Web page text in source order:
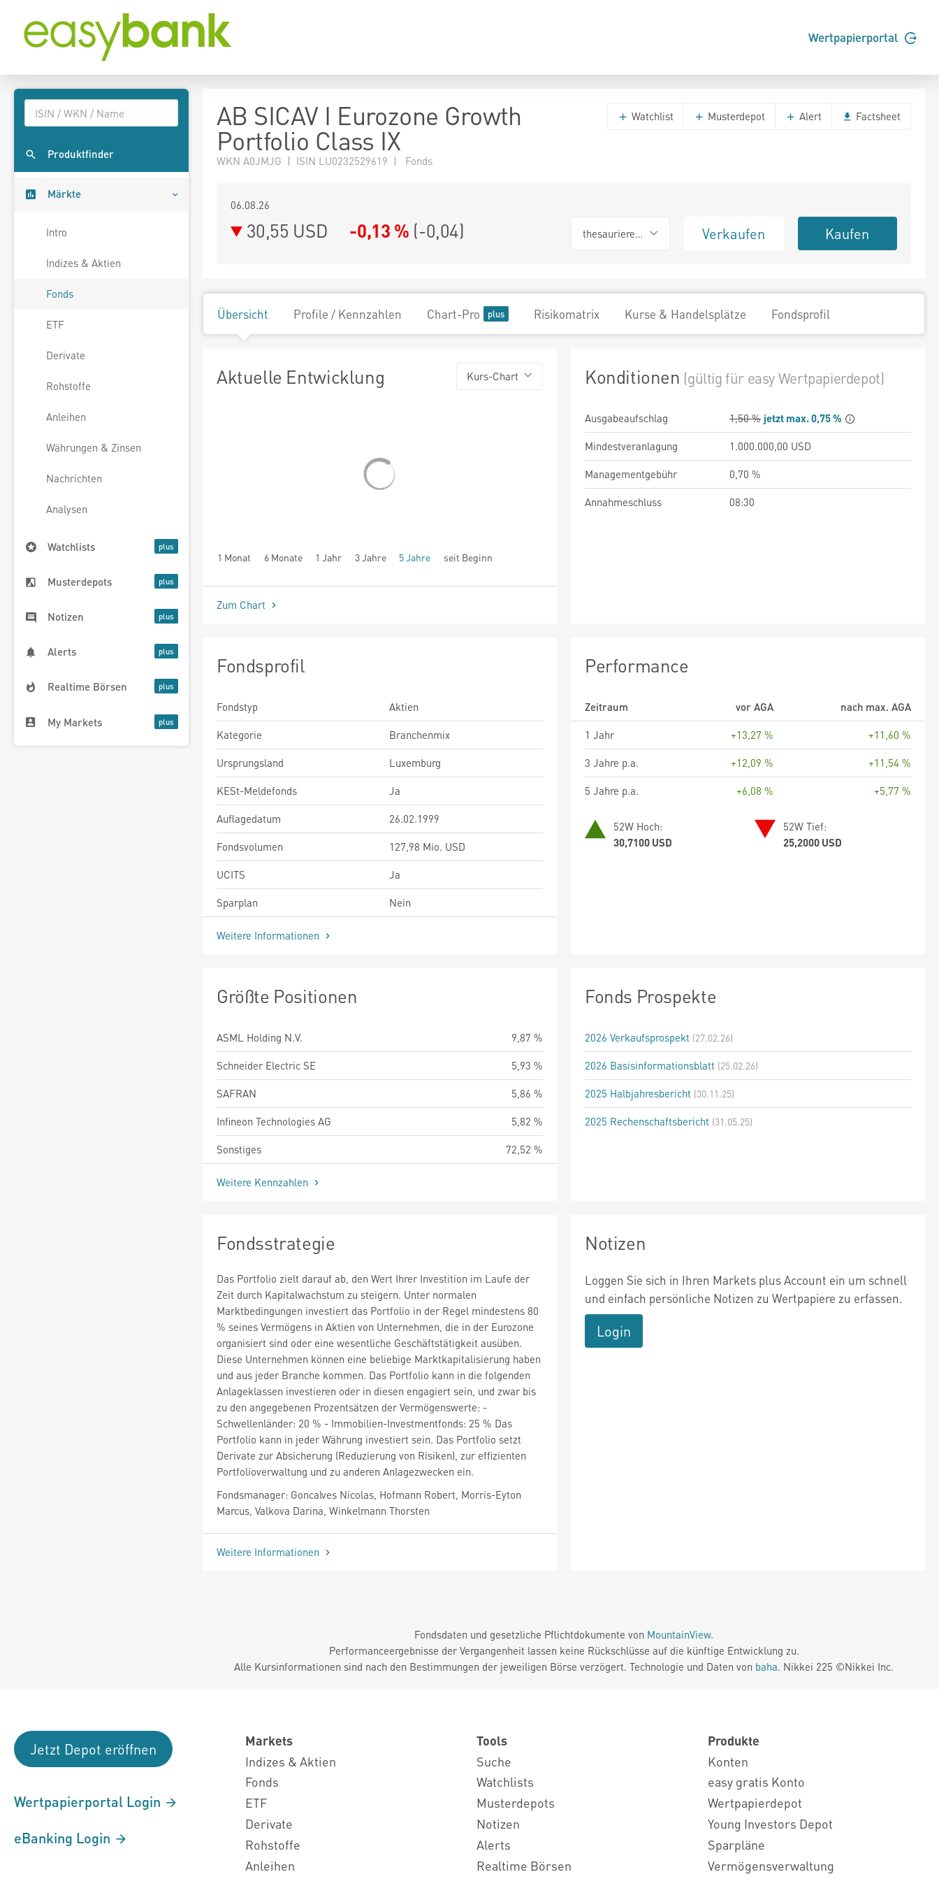
Wertpapierportal
Produktfinder
Märkte
Intro
Indizes & Aktien
Fonds
ETF
Derivate
Rohstoffe
Anleihen
Währungen & Zinsen
Nachrichten
Analysen
Watchlists
Musterdepots
Notizen
Alerts
Realtime Börsen
My Markets
AB SICAV I Eurozone Growth
Portfolio Class IX
WKN A0JMJG | ISIN LU0232529619 | Fonds
Watchlist Musterdepot Alert Factsheet
06.08.26
30,55 USD -0,13 % (-0,04) thesaurierend Verkaufen Kaufen
Übersicht Profile / Kennzahlen Chart-Pro Risikomatrix Kurse & Handelsplätze Fondsprofil
Aktuelle Entwicklung Kurs-Chart
1 Monat 6 Monate 1 Jahr 3 Jahre 5 Jahre seit Beginn
Zum Chart
Konditionen (gültig für easy Wertpapierdepot)
Ausgabeaufschlag 1,50 % jetzt max. 0,75 %
Mindestveranlagung
1.000.000,00 USD
Managementgebühr
0,70 %
Annahmeschluss
08:30
Fondsprofil
Fondstyp
Aktien
Kategorie
Branchenmix
Ursprungsland
Luxemburg
KESt-Meldefonds
Ja
Auflagedatum
26.02.1999
Fondsvolumen
127,98 Mio. USD
UCITS
Ja
Sparplan
Nein
Weitere Informationen
Performance
Zeitraum vor AGA
nach max. AGA
1 Jahr
+13,27 %
+11,60 %
3 Jahre p.a.
+12,09 %
+11,54 %
5 Jahre p.a.
+6,08 % +5,77 %
52W Hoch:
30,7100 USD
52W Tief:
25,2000 USD
Größte Positionen
ASML Holding N.V.
9,87 %
Schneider Electric SE
5,93 %
SAFRAN
5,86 %
Infineon Technologies AG
5,82 %
Sonstiges
72,52 %
Weitere Kennzahlen
Fonds Prospekte
2026 Verkaufsprospekt (27.02.26)
2026 Basisinformationsblatt (25.02.26)
2025 Halbjahresbericht (30.11.25)
2025 Rechenschaftsbericht (31.05.25)
Fondsstrategie
Das Portfolio zielt darauf ab, den Wert Ihrer Investition im Laufe der
Zeit durch Kapitalwachstum zu steigern. Unter normalen
Marktbedingungen investiert das Portfolio in der Regel mindestens 80
% seines Vermögens in Aktien von Unternehmen, die in der Eurozone
organisiert sind oder eine wesentliche Geschäftstätigkeit ausüben.
Diese Unternehmen können eine beliebige Marktkapitalisierung haben
und aus jeder Branche kommen. Das Portfolio kann in die folgenden
Anlageklassen investieren oder in diesen engagiert sein, und zwar bis
zu den angegebenen Prozentsätzen der Vermögenswerte: -
Schwellenländer: 20 % - Immobilien-Investmentfonds: 25 % Das
Portfolio kann in jeder Währung investiert sein. Das Portfolio setzt
Derivate zur Absicherung (Reduzierung von Risiken), zur effizienten
Portfolioverwaltung und zu anderen Anlagezwecken ein.
Fondsmanager: Goncalves Nicolas, Hofmann Robert, Morris-Eyton
Marcus, Valkova Darina, Winkelmann Thorsten
Weitere Informationen
Notizen
Loggen Sie sich in Ihren Markets plus Account ein um schnell
und einfach persönliche Notizen zu Wertpapiere zu erfassen.
Login
Fondsdaten und gesetzliche Pflichtdokumente von MountainView.
Performanceergebnisse der Vergangenheit lassen keine Rückschlüsse auf die künftige Entwicklung zu.
Alle Kursinformationen sind nach den Bestimmungen der jeweiligen Börse verzögert. Technologie und Daten von baha. Nikkei 225 ©Nikkei Inc.
Jetzt Depot eröffnen
Wertpapierportal Login
eBanking Login
Markets
Indizes & Aktien
Fonds
ETF
Derivate
Rohstoffe
Anleihen
Tools
Suche
Watchlists
Musterdepots
Notizen
Alerts
Realtime Börsen
Produkte
Konten
easy gratis Konto
Wertpapierdepot
Young Investors Depot
Sparpläne
Vermögensverwaltung